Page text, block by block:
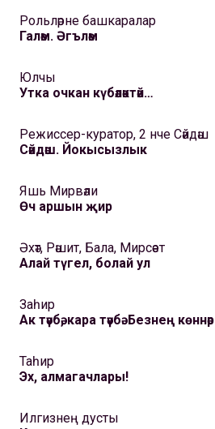
Рольләрне башкаралар
Галәм. Әгъләм
Юлчы
Утка очкан күбәләктәй…
Режиссер-куратор, 2 нче Сәйдәш
Сәйдәш. Йокысызлык
Яшь Мирвәли
Өч аршын җир
Әхәт, Рәшит, Бала, Мирсәет
Алай түгел, болай ул
Заһир
Ак тәүбә, кара тәүбә. Безнең көннәр
Таһир
Эх, алмагачлары!
Илгизнең дусты